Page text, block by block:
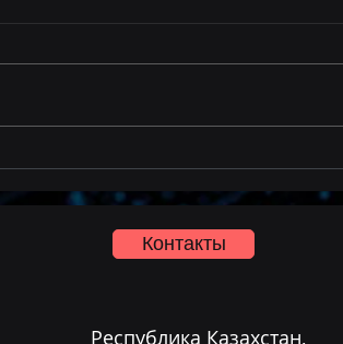
тренинге в Саудовской
Контакты
Республика Казахстан,